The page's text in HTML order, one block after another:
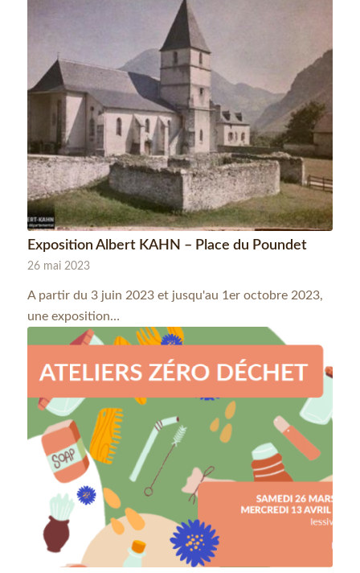
Exposition Albert KAHN – Place du Poundet
26 mai 2023
A partir du 3 juin 2023 et jusqu'au 1er octobre 2023,
une exposition…